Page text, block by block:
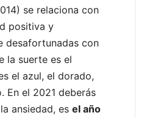
se relaciona con
positiva y
desafortunadas con
la suerte es el
el azul, el dorado,
En el 2021 deberás
ansiedad, es el año